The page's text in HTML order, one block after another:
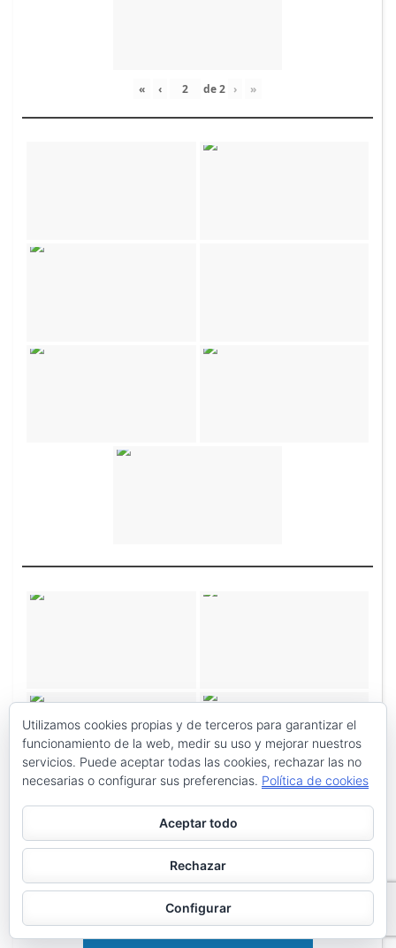
« ‹ de2 › »
Utilizamos cookies propias y de terceros para garantizar el
funcionamiento de la web, medir su uso y mejorar nuestros
servicios. Puede aceptar todas las cookies, rechazar las no
necesarias o configurar sus preferencias. Política de cookies
Aceptar todo
Rechazar
Configurar